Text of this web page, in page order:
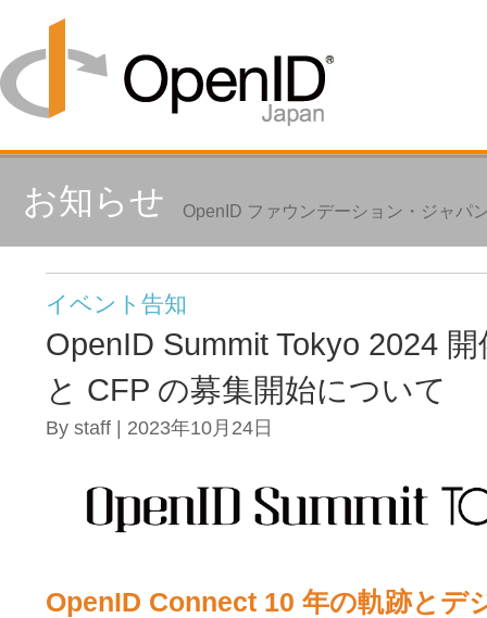
お知らせ OpenID ファウンデーション・ジャパ
イベント告知
OpenID Summit Tokyo 2024
と CFP の募集開始について
By staff | 2023年10月24日
OpenID Connect 10 年の軌跡とデ